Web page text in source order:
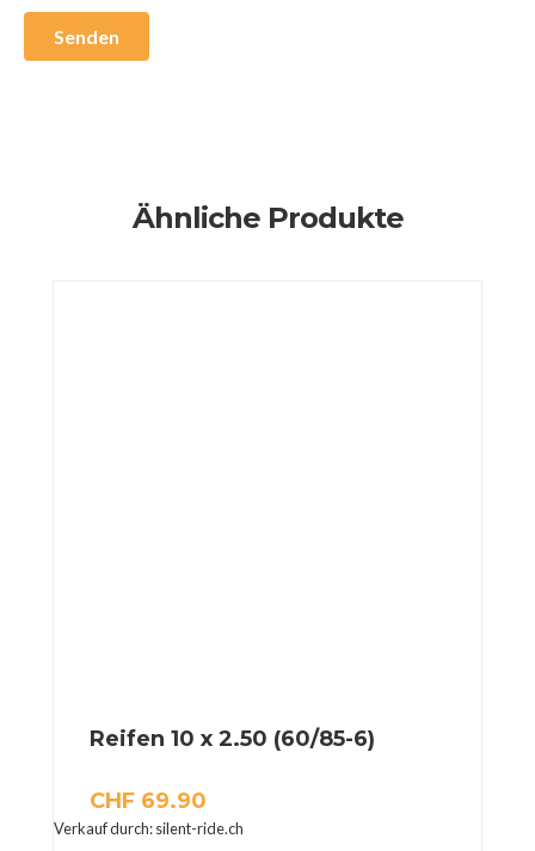
Ähnliche Produkte
Reifen 10 x 2.50 (60/85-6)
CHF 69.90
Verkauf durch: silent-ride.ch